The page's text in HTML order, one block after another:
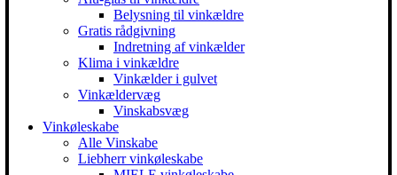
Belysning til vinkældre
Gratis rådgivning
Indretning af vinkælder
Klima i vinkældre
Vinkælder i gulvet
Vinkældervæg
Vinskabsvæg
Vinkøleskabe
Alle Vinskabe
Liebherr vinkøleskabe